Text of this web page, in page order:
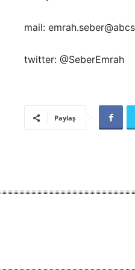
mail:
twitter: @SeberEmrah
Paylaş